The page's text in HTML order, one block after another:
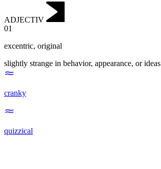
ADJECTIV
01
excentric, original
slightly strange in behavior, appearance, or ideas
cranky
quizzical